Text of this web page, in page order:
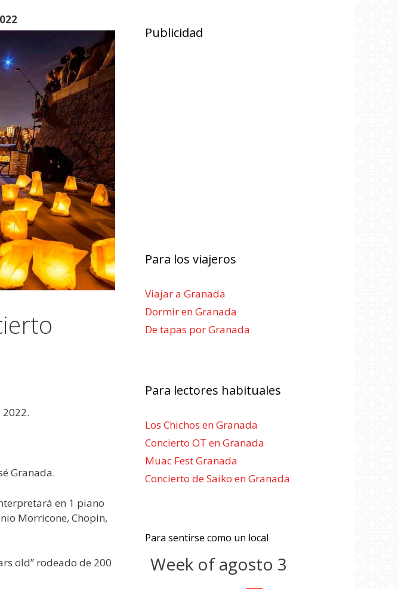
2022.
Granada.
en 1 piano
Morricone, Chopin,
old” rodeado de 200
Publicidad
Para los viajeros
Viajar a Granada
Dormir en Granada
De tapas por Granada
Para lectores habituales
Los Chichos en Granada
Concierto OT en Granada
Muac Fest Granada
Concierto de Saiko en Granada
Para sentirse como un local
Week of agosto 3